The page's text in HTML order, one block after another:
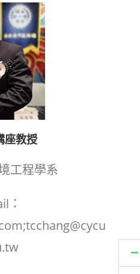
座教授
工程學系
：